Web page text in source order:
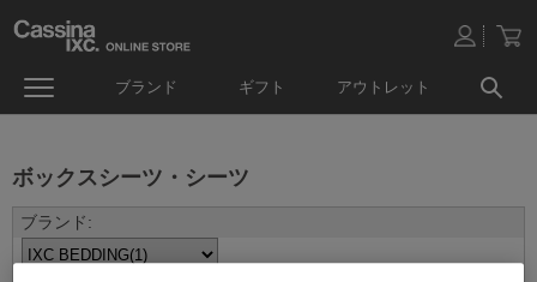
ブランド ギフト アウトレット
ボックスシーツ・シーツ